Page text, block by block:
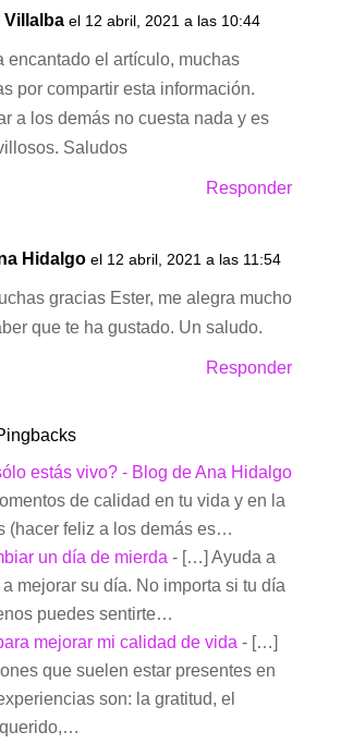
Villalba el 12 abril, 2021 a las 10:44
encantado el artículo, muchas
por compartir esta información.
a los demás no cuesta nada y es
Saludos
Responder
Hidalgo el 12 abril, 2021 a las 11:54
gracias Ester, me alegra mucho
que te ha gustado. Un saludo.
Responder
estás vivo? - Blog de Ana Hidalgo
de calidad en tu vida y en la
(hacer feliz a los demás es…
un día de mierda - […] Ayuda a
mejorar su día. No importa si tu día
puedes sentirte…
mejorar mi calidad de vida - […]
que suelen estar presentes en
son: la gratitud, el